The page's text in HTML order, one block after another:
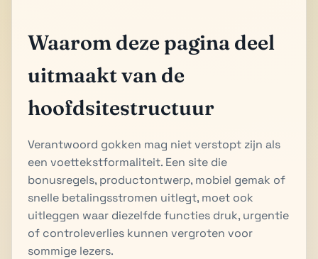
Waarom deze pagina deel
uitmaakt van de
hoofdsitestructuur
Verantwoord gokken mag niet verstopt zijn als
een voettekstformaliteit. Een site die
bonusregels, productontwerp, mobiel gemak of
snelle betalingsstromen uitlegt, moet ook
uitleggen waar diezelfde functies druk, urgentie
of controleverlies kunnen vergroten voor
sommige lezers.